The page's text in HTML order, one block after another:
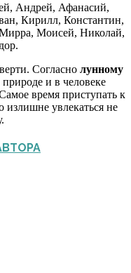
Андрей, Афанасий,
Кирилл, Константин,
Моисей, Николай,
Согласно лунному
и в человеке
время приступать к
увлекаться не